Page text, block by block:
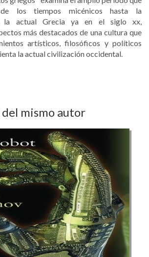
los tiempos micénicos hasta la
la actual Grecia ya en el siglo xx,
más destacados de una cultura que
artísticos, filosóficos y políticos
la actual civilización occidental.
mismo autor